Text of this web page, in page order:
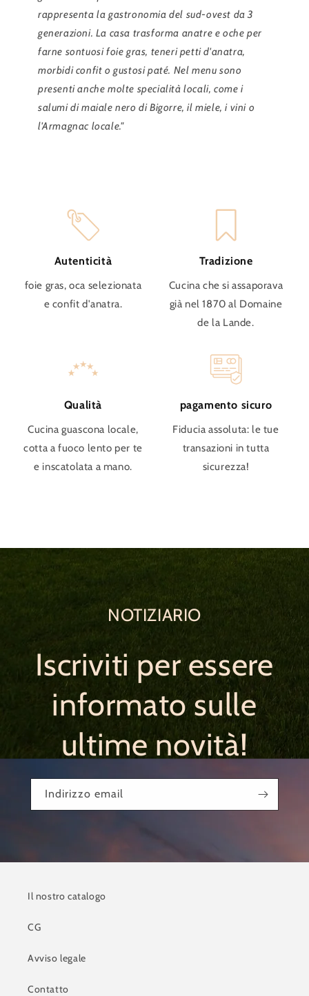
rappresenta la gastronomia del sud-ovest da 3
generazioni. La casa trasforma anatre e oche per
farne sontuosi foie gras, teneri petti d'anatra,
morbidi confit o gustosi paté. Nel menu sono
presenti anche molte specialità locali, come i
salumi di maiale nero di Bigorre, il miele, i vini o
l'Armagnac locale."
Autenticità
foie gras, oca selezionata
e confit d'anatra.
Tradizione
Cucina che si assaporava
già nel 1870 al Domaine
de la Lande.
Qualità
Cucina guascona locale,
cotta a fuoco lento per te
e inscatolata a mano.
pagamento sicuro
Fiducia assoluta: le tue
transazioni in tutta
sicurezza!
NOTIZIARIO
Iscriviti per essere
informato sulle
ultime novità!
Indirizzo email
Il nostro catalogo
CG
Avviso legale
Contatto